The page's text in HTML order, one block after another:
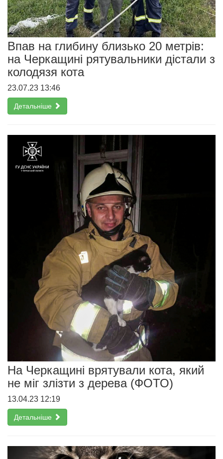
Впав на глибину близько 20 метрів:
на Черкащині рятувальники дістали з
колодязя кота
23.07.23 13:46
Детальніше
На Черкащині врятували кота, який
не міг злізти з дерева (ФОТО)
13.04.23 12:19
Детальніше